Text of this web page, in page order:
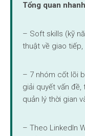
Tổng quan nhanh
– Soft skills (kỹ
thuật về giao
– 7 nhóm cốt lõi
giải quyết vấn
quản lý thời gian
– Theo LinkedIn